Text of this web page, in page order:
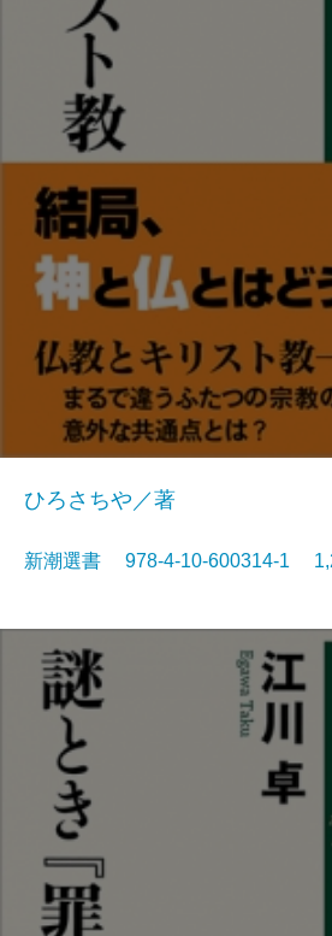
ひろさちや／著
新潮選書 978-4-10-600314-1